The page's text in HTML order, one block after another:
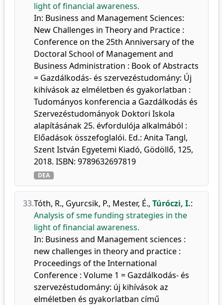
light of financial awareness.
In: Business and Management Sciences:
New Challenges in Theory and Practice :
Conference on the 25th Anniversary of the
Doctoral School of Management and
Business Administration : Book of Abstracts
= Gazdálkodás- és szervezéstudomány: Új
kihívások az elméletben és gyakorlatban :
Tudományos konferencia a Gazdálkodás és
Szervezéstudományok Doktori Iskola
alapításának 25. évfordulója alkalmából :
Előadások összefoglalói. Ed.: Anita Tangl,
Szent István Egyetemi Kiadó, Gödöllő, 125,
2018. ISBN: 9789632697819
DEA
33.Tóth, R., Gyurcsik, P., Mester, É., Túróczi, I.:
Analysis of sme funding strategies in the
light of financial awareness.
In: Business and Management sciences :
new challenges in theory and practice :
Proceedings of the International
Conference : Volume 1 = Gazdálkodás- és
szervezéstudomány: új kihívások az
elméletben és gyakorlatban című